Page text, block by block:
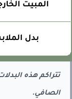
المبيت
بدل
الصافي.